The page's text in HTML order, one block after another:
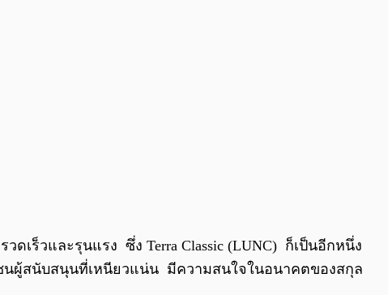
0:00/0:00
เร็วและรุนแรง ซึ่ง Terra Classic (LUNC) ก็เป็นอีกหนึ่ง
นผู้สนับสนุนที่เหนียวแน่น มีความสนใจในอนาคตของสกุล